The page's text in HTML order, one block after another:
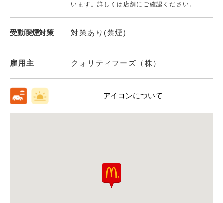
います。詳しくは店舗にご確認ください。
受動喫煙対策 対策あり(禁煙)
雇用主 クォリティフーズ（株）
アイコンについて